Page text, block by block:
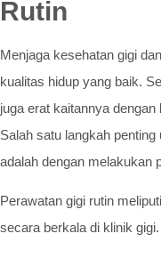
Rutin
Menjaga kesehatan gigi
kualitas hidup yang baik.
juga erat kaitannya
Salah satu langkah
adalah dengan melakukan
Perawatan gigi rutin
secara berkala di klinik gigi.